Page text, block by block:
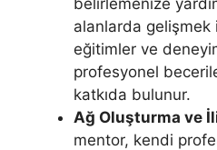
alanlarda gelişmek
eğitimler ve
profesyonel
katkıda bulunur.
Ağ Oluşturma ve
mentor, kendi